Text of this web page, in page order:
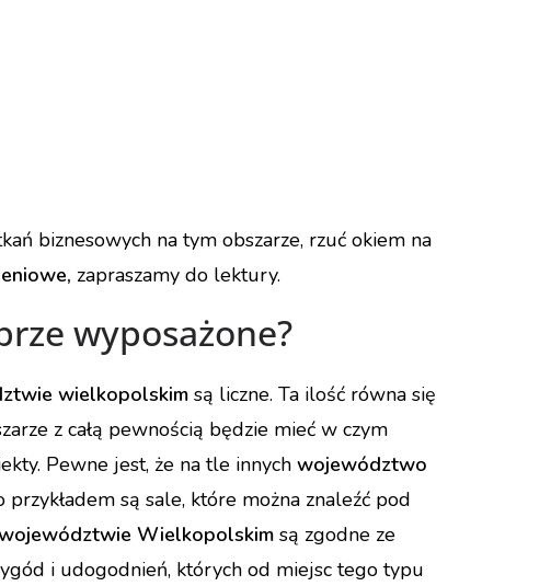
biznesowych na tym obszarze, rzuć okiem na
zapraszamy do lektury.
wyposażone?
wielkopolskim są liczne. Ta ilość równa się
z całą pewnością będzie mieć w czym
Pewne jest, że na tle innych województwo
są sale, które można znaleźć pod
Wielkopolskim są zgodne ze
i udogodnień, których od miejsc tego typu